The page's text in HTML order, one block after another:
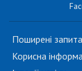
Поширені
Корисна